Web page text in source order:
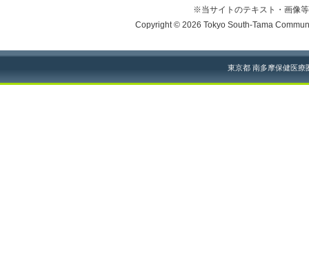
※当サイトのテキスト・画像
Copyright © 2026 Tokyo South-Tama
東京都 南多摩保健医療